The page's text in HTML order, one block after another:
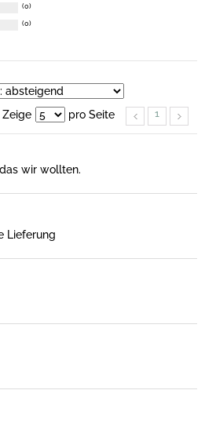
(0)
(0)
Zeige pro Seite 1
wir wollten.
Lieferung